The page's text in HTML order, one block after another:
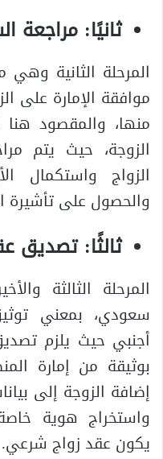
ثانيًا: مراجعة
المرحلة الثانية
موافقة الإمارة على
منها، والمقصود
الزوجة، حيث يتم
الزواج واستكمال
والحصول على تأشيرة
ثالثًا: تصديق
المرحلة الثالثة
سعودي، بمعني
أجنبي حيث يلزم
بوثيقة من إمارة
إضافة الزوجة إلى
واستخراج هوية
يكون عقد زواج شرعي.